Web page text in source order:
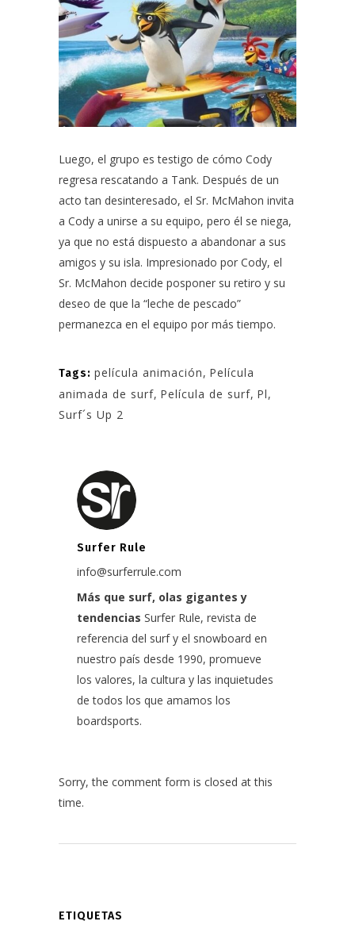
Luego, el grupo es testigo de cómo Cody
regresa rescatando a Tank. Después de un
acto tan desinteresado, el Sr. McMahon invita
a Cody a unirse a su equipo, pero él se niega,
ya que no está dispuesto a abandonar a sus
amigos y su isla. Impresionado por Cody, el
Sr. McMahon decide posponer su retiro y su
deseo de que la “leche de pescado”
permanezca en el equipo por más tiempo.
Tags: película animación, Película
animada de surf, Película de surf, Pl,
Surf´s Up 2
Surfer Rule
info@surferrule.com
Más que surf, olas gigantes y
tendencias Surfer Rule, revista de
referencia del surf y el snowboard en
nuestro país desde 1990, promueve
los valores, la cultura y las inquietudes
de todos los que amamos los
boardsports.
Sorry, the comment form is closed at this
time.
ETIQUETAS